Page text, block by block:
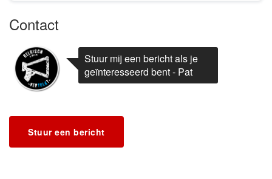
Contact
Stuur mij een bericht als je
geïnteresseerd bent - Pat
Stuur een bericht